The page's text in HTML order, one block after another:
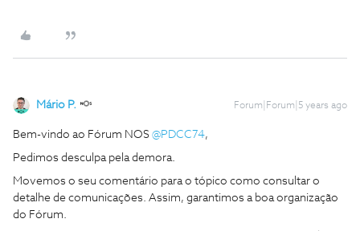
Mário P. Forum|Forum|5 years ago
Bem-vindo ao Fórum NOS @PDCC74,
Pedimos desculpa pela demora.
Movemos o seu comentário para o tópico como consultar o
detalhe de comunicações. Assim, garantimos a boa organização
do Fórum.